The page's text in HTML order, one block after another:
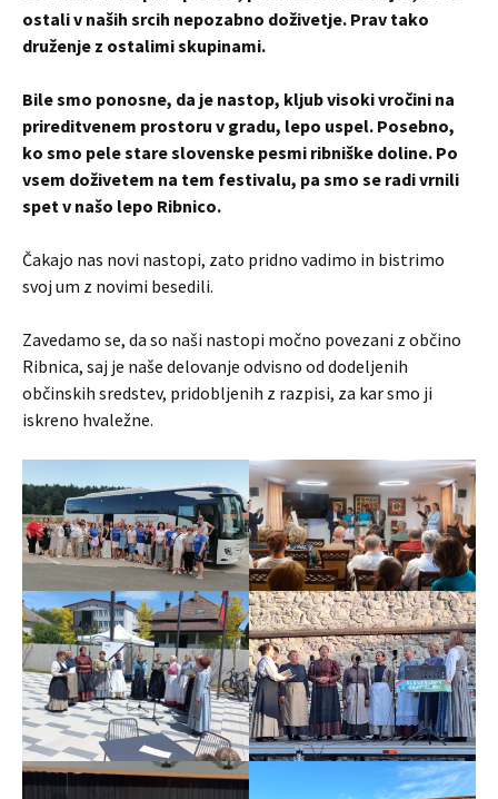
ostali v naših srcih nepozabno doživetje. Prav tako
druženje z ostalimi skupinami.
Bile smo ponosne, da je nastop, kljub visoki vročini na
prireditvenem prostoru v gradu, lepo uspel. Posebno,
ko smo pele stare slovenske pesmi ribniške doline. Po
vsem doživetem na tem festivalu, pa smo se radi vrnili
spet v našo lepo Ribnico.
Čakajo nas novi nastopi, zato pridno vadimo in bistrimo
svoj um z novimi besedili.
Zavedamo se, da so naši nastopi močno povezani z občino
Ribnica, saj je naše delovanje odvisno od dodeljenih
občinskih sredstev, pridobljenih z razpisi, za kar smo ji
iskreno hvaležne.